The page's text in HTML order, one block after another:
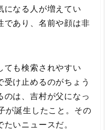
になる人が増えてい
であり、名前や顔は非
ても検索されやすい
受け止めるのがちょう
のは、吉村が父になっ
が誕生したこと。その
いニュースだ。